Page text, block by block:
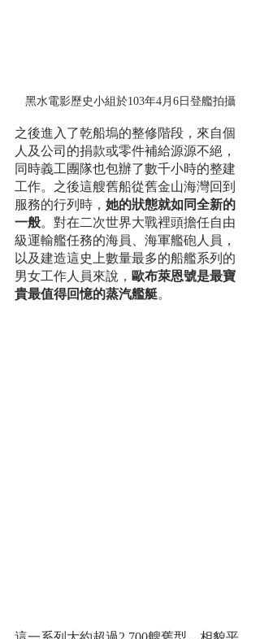
黑水電影歷史小組於103年4月6日登艦拍攝
之後進入了乾船塢的整修階段，來自個
人及公司的捐款或零件補給源源不絕，
同時義工團隊也包辦了數千小時的整建
工作。之後這艘舊船從舊金山海灣回到
服務的行列時， 她的狀態就如同全新的
一般。對在二次世界大戰裡頭擔任自由
級運輸艦任務的海員、海軍艦砲人員，
以及建造這史上數量最多的船艦系列的
男女工作人員來說， 歐布萊恩號是最寶
貴最值得回憶的蒸汽艦艇。